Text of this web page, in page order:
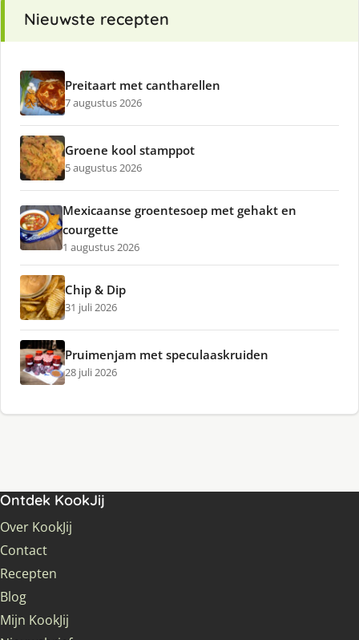
Nieuwste recepten
Preitaart met cantharellen
7 augustus 2026
Groene kool stamppot
5 augustus 2026
Mexicaanse groentesoep met gehakt en
courgette
1 augustus 2026
Chip & Dip
31 juli 2026
Pruimenjam met speculaaskruiden
28 juli 2026
Ontdek KookJij
Over KookJij
Contact
Recepten
Blog
Mijn KookJij